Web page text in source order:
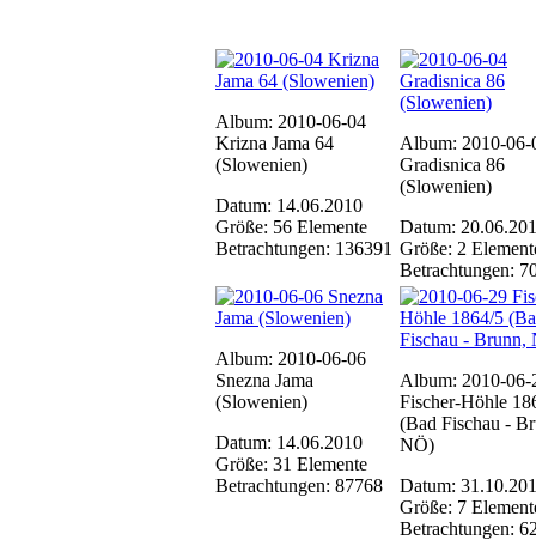
Album: 2010-06-04
Krizna Jama 64
(Slowenien)
Datum: 14.06.2010
Größe: 56 Elemente
Betrachtungen: 136391
Album: 2010-06-
Gradisnica 86
(Slowenien)
Datum:
Größe: 2
Betrachtungen:
Album: 2010-06-06
Snezna Jama
(Slowenien)
Datum: 14.06.2010
Größe: 31 Elemente
Betrachtungen: 87768
Album: 2010-06-
Fischer-Höhle
(Bad Fischau -
NÖ)
Datum:
Größe: 7
Betrachtungen: